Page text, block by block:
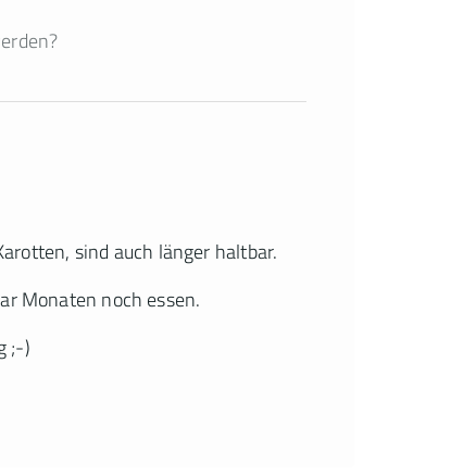
sind auch länger haltbar.
Monaten noch essen.
;-)